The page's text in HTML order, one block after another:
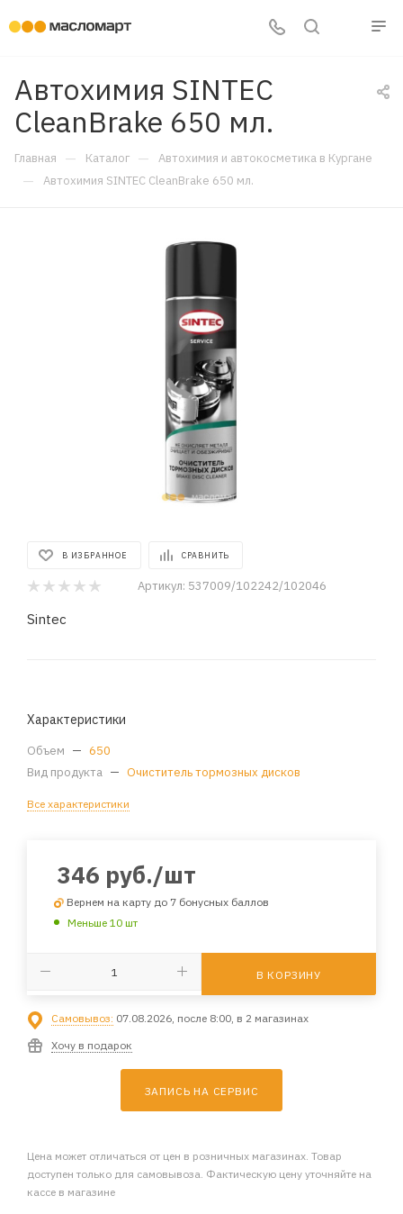
Автохимия SINTEC
CleanBrake 650 мл.
Главная — Каталог — Автохимия и автокосметика в Кургане
— Автохимия SINTEC CleanBrake 650 мл.
В ИЗБРАННОЕ СРАВНИТЬ
Артикул: 537009/102242/102046
Sintec
Характеристики
Объем — 650
Вид продукта — Очиститель тормозных дисков
Все характеристики
346 руб./шт
Вернем на карту до 7 бонусных баллов
Меньше 10 шт
В КОРЗИНУ
Самовывоз: 07.08.2026, после 8:00, в 2 магазинах
Хочу в подарок
ЗАПИСЬ НА СЕРВИС
Цена может отличаться от цен в розничных магазинах. Товар
доступен только для самовывоза. Фактическую цену уточняйте на
кассе в магазине